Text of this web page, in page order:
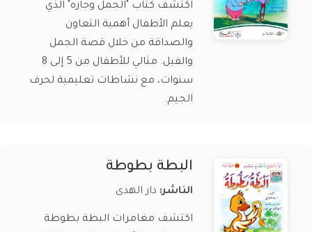
اكتشف كتاب "الجمل وجاره" الذي
يعلم الأطفال أهمية التعاون
والصداقة من خلال قصة الجمل
والفيل. مثالي للأطفال من 5 إلى 8
سنوات، مع نشاطات تعليمية لحرف
الجيم.
البطة بطوطة
الناشر: دار الهدى
اكتشف مغامرات البطة بطوطة